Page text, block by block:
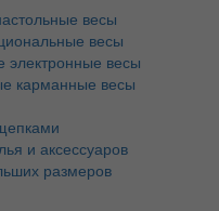
весы
весы
весы
карманные весы
и аксессуаров
размеров